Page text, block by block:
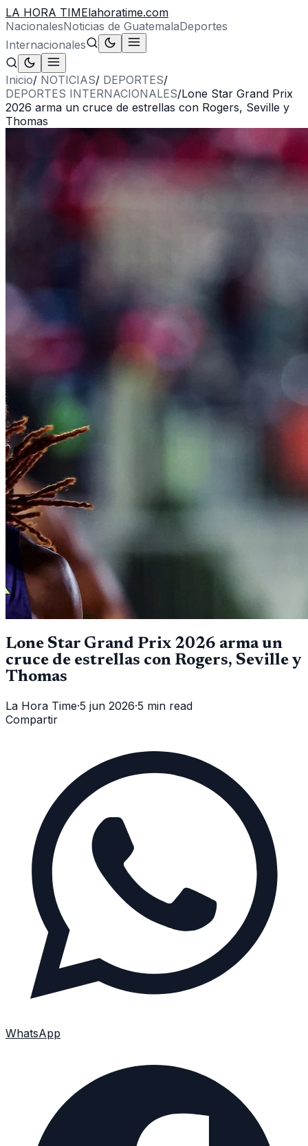
LA HORA TIMElahoratime.com
NacionalesNoticias de GuatemalaDeportes
Internacionales
Inicio/ NOTICIAS/ DEPORTES/
DEPORTES INTERNACIONALES/Lone Star Grand Prix
2026 arma un cruce de estrellas con Rogers, Seville y
Thomas
Lone Star Grand Prix 2026 arma un
cruce de estrellas con Rogers, Seville y
Thomas
La Hora Time·5 jun 2026·5 min read
Compartir
WhatsApp